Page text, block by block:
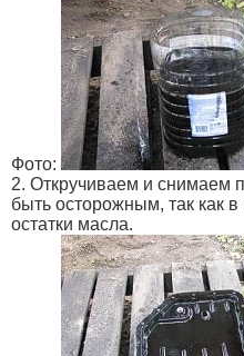
Фото:
2. Откручиваем и
быть осторожным, так как
остатки масла.